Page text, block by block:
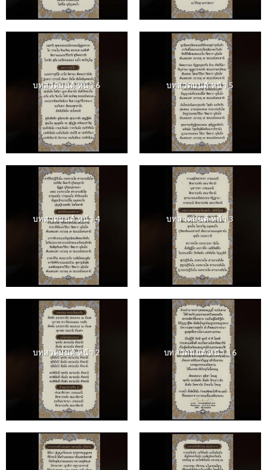
บทสวดมนต์ หน้า 6 บทสวดมนต์ หน้า 5
บทสวดมนต์ หน้า 4 บทสวดมนต์ หน้า 3
บทสวดมนต์ หน้า 2 บทสวดมนต์ หน้า 16